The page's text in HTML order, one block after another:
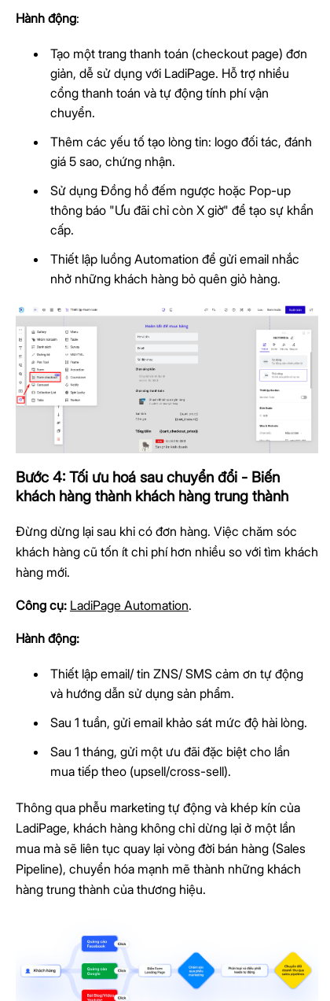
Hành động:
Tạo một trang thanh toán (checkout page) đơn
giản, dễ sử dụng với LadiPage. Hỗ trợ nhiều
cổng thanh toán và tự động tính phí vận
chuyển.
Thêm các yếu tố tạo lòng tin: logo đối tác, đánh
giá 5 sao, chứng nhận.
Sử dụng Đồng hồ đếm ngược hoặc Pop-up
thông báo "Ưu đãi chỉ còn X giờ" để tạo sự khẩn
cấp.
Thiết lập luồng Automation để gửi email nhắc
nhở những khách hàng bỏ quên giỏ hàng.
Bước 4: Tối ưu hoá sau chuyển đổi - Biến
khách hàng thành khách hàng trung thành
Đừng dừng lại sau khi có đơn hàng. Việc chăm sóc
khách hàng cũ tốn ít chi phí hơn nhiều so với tìm khách
hàng mới.
Công cụ: LadiPage Automation.
Hành động:
Thiết lập email/ tin ZNS/ SMS cảm ơn tự động
và hướng dẫn sử dụng sản phẩm.
Sau 1 tuần, gửi email khảo sát mức độ hài lòng.
Sau 1 tháng, gửi một ưu đãi đặc biệt cho lần
mua tiếp theo (upsell/cross-sell).
Thông qua phễu marketing tự động và khép kín của
LadiPage, khách hàng không chỉ dừng lại ở một lần
mua mà sẽ liên tục quay lại vòng đời bán hàng (Sales
Pipeline), chuyển hóa mạnh mẽ thành những khách
hàng trung thành của thương hiệu.